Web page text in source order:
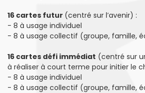
16 cartes futur (centré sur l’avenir) :
- 8 à usage individuel
- 8 à usage collectif (groupe, famille,
16 cartes défi immédiat (centré sur
à réaliser à court terme pour initier le
- 8 à usage individuel
- 8 à usage collectif (groupe, famille,